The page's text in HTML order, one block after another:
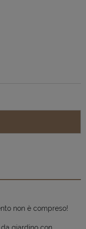
non è compreso!
giardino con